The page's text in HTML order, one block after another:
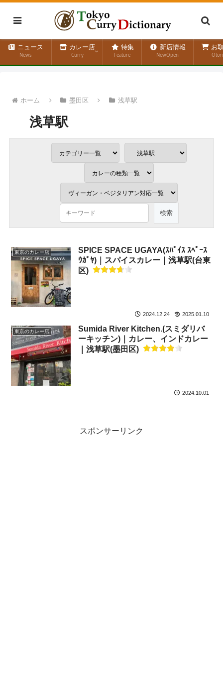
ニュース
News
カレー店
Curry
特集
Feature
新店情報
NewOpen
お
ホーム 墨田区 浅草駅
浅草駅
東京のカレー店
SPICE SPACE UGAYA(ｽﾊﾟｲｽ ｽﾍﾟｰｽ
ｳｶﾞﾔ)｜スパイスカレー｜浅草駅(台東
区)
2024.12.24 2025.01.10
東京のカレー店
Sumida River Kitchen.(スミダリバ
ーキッチン)｜カレー、インドカレー
｜浅草駅(墨田区)
2024.10.01
スポンサーリンク